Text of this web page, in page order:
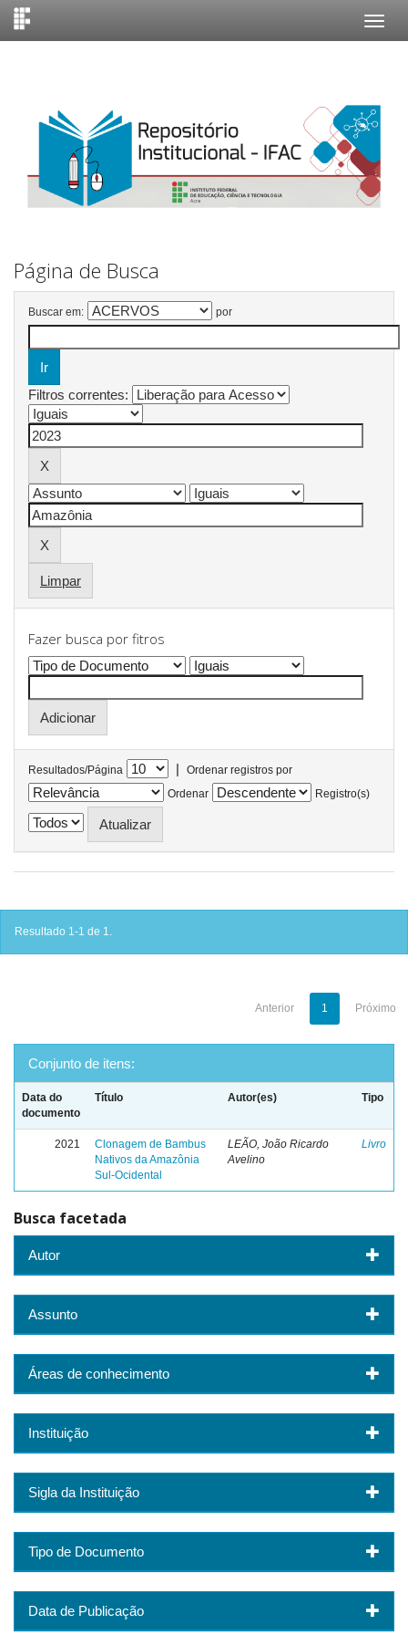
Página de Busca
Buscar em: por
Filtros correntes:
Limpar
Fazer busca por fitros
Resultados/Página |
Ordenar registros por
Ordenar
Registro(s)
Resultado 1-1 de 1.
Anterior 1 Próximo
Conjunto de itens:
Data do
documento
Título Autor(es) Tipo
2021
Clonagem de Bambus
Nativos da Amazônia
Sul-Ocidental
LEÃO, João Ricardo
Avelino
Livro
Busca facetada
Autor
Assunto
Áreas de conhecimento
Instituição
Sigla da Instituição
Tipo de Documento
Data de Publicação